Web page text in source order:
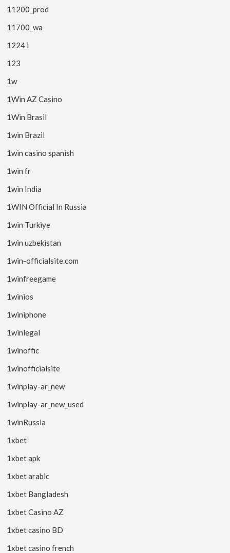
11200_prod
11700_wa
1224 i
123
1w
1Win AZ Casino
1Win Brasil
1win Brazil
1win casino spanish
1win fr
1win India
1WIN Official In Russia
1win Turkiye
1win uzbekistan
1win-officialsite.com
1winfreegame
1winios
1winiphone
1winlegal
1winoffic
1winofficialsite
1winplay-ar_new
1winplay-ar_new_used
1winRussia
1xbet
1xbet apk
1xbet arabic
1xbet Bangladesh
1xbet Casino AZ
1xbet casino BD
1xbet casino french